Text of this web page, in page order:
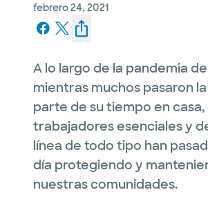
febrero 24, 2021
A lo largo de la pandemia de
mientras muchos pasaron
parte de su tiempo en casa,
trabajadores esenciales y
línea de todo tipo han
día protegiendo y
nuestras comunidades.